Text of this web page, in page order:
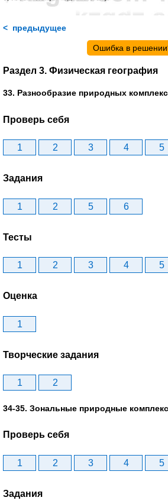
< предыдущее
Ошибка в
Раздел 3. Физическая география
33. Разнообразие природных
Проверь себя
1 2 3 4 5
Задания
1 2 5 6
Тесты
1 2 3 4 5
Оценка
1
Творческие задания
1 2
34-35. Зональные природные
Проверь себя
1 2 3 4 5
Задания